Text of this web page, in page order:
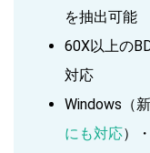
を抽出可能
60X以上の
対応
Windows（
にも対応）